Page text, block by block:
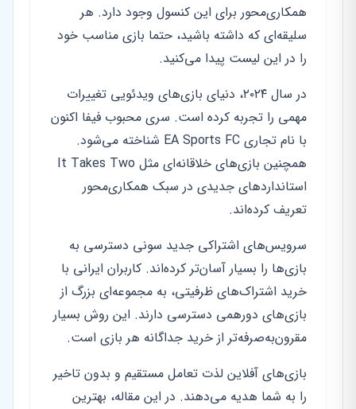
همکاری‌محور برای این کنسول وجود دارد. هر
سلیقه‌ای که داشته باشید، حتما بازی مناسب خود
را در این لیست پیدا می‌کنید.
در سال ۲۰۲۴، دنیای بازی‌های ویدئویی تغییرات
مهمی را تجربه کرده است. سری محبوب فیفا اکنون
با نام تجاری EA Sports FC شناخته می‌شود.
همچنین بازی‌های خلاقانه‌ای مثل It Takes Two
استانداردهای جدیدی در سبک همکاری‌محور
تعریف کرده‌اند.
سرویس‌های اشتراکی جدید سونی دسترسی به
بازی‌ها را بسیار آسان‌تر کرده‌اند. کاربران ایرانی با
خرید اشتراک‌های ظرفیتی، به مجموعه‌ای بزرگ از
بازی‌های دورهمی دسترسی دارند. این روش بسیار
مقرون‌به‌صرفه‌تر از خرید جداگانه هر بازی است.
بازی‌های آفلاین لذت تعامل مستقیم و بدون تاخیر
را به شما هدیه می‌دهند. در این مقاله، بهترین